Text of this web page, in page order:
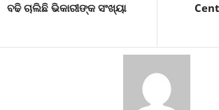
ବଢି ଚାଲିଛି ଭିକାରୀଙ୍କ ସଂଖ୍ୟା